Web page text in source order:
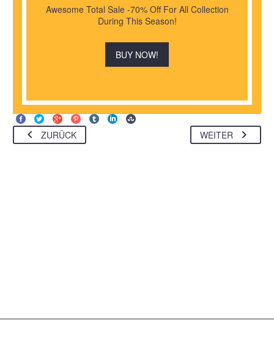
Awesome Total Sale -70% Off For All Collection
During This Season!
BUY NOW!
ZURÜCK WEITER